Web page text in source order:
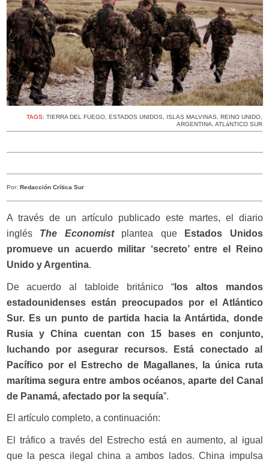
TAGS: TIERRA DEL FUEGO ESTADOS UNIDOS ISLAS MALVINAS REINO UNIDO
ARGENTINA ATLáNTICO SUR
Por: Redacción Crítica Sur
A través de un artículo publicado este martes, el diario
inglés The Economistplantea que
Estados Unidos
promueve un acuerdo militar ‘secreto’ entre el Reino
Unido y Argentina.
De acuerdo al tabloide británico “los altos mandos
estadounidenses están preocupados por el Atlántico
Sur. Es un punto de partida hacia la Antártida, donde
Rusia y China cuentan con 15 bases en conjunto,
luchando por asegurar recursos. Está conectado al
Pacífico por el Estrecho de Magallanes, la única ruta
marítima segura entre ambos océanos, aparte del Canal
de Panamá, afectado por la sequía”.
El artículo completo, a continuación:
El tráfico a través del Estrecho está en aumento, al igual
que la pesca ilegal china a ambos lados. China impulsa